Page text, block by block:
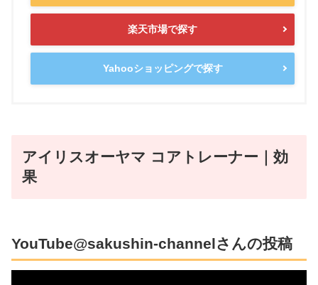
楽天市場で探す
Yahooショッピングで探す
アイリスオーヤマ コアトレーナー｜効
果
YouTube@sakushin-channelさんの投稿